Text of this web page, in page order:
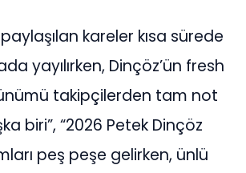
kareler kısa sürede
yayılırken, Dinçöz’ün fresh
takipçilerden tam not
biri”, “2026 Petek Dinçöz
peş peşe gelirken, ünlü